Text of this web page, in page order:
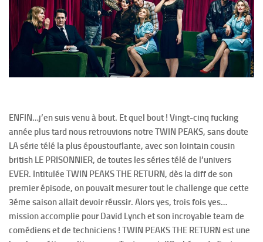
ENFIN…j’en suis venu à bout. Et quel bout ! Vingt-cinq fucking
année plus tard nous retrouvions notre TWIN PEAKS, sans doute
LA série télé la plus époustouflante, avec son lointain cousin
british LE PRISONNIER, de toutes les séries télé de l’univers
EVER. Intitulée TWIN PEAKS THE RETURN, dès la diff de son
premier épisode, on pouvait mesurer tout le challenge que cette
3éme saison allait devoir réussir. Alors yes, trois fois yes…
mission accomplie pour David Lynch et son incroyable team de
comédiens et de techniciens ! TWIN PEAKS THE RETURN est une